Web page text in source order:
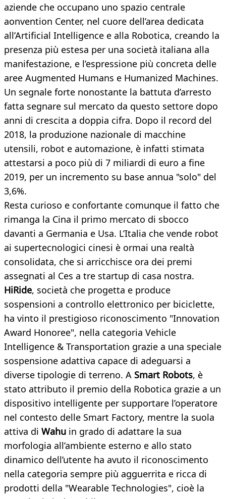
aziende che occupano uno spazio centrale
aonvention Center, nel cuore dell’area dedicata
all’Artificial Intelligence e alla Robotica, creando la
presenza più estesa per una società italiana alla
manifestazione, e l’espressione più concreta delle
aree Augmented Humans e Humanized Machines.
Un segnale forte nonostante la battuta d’arresto
fatta segnare sul mercato da questo settore dopo
anni di crescita a doppia cifra. Dopo il record del
2018, la produzione nazionale di macchine
utensili, robot e automazione, è infatti stimata
attestarsi a poco più di 7 miliardi di euro a fine
2019, per un incremento su base annua "solo" del
3,6%.
Resta curioso e confortante comunque il fatto che
rimanga la Cina il primo mercato di sbocco
davanti a Germania e Usa. L’Italia che vende robot
ai supertecnologici cinesi è ormai una realtà
consolidata, che si arricchisce ora dei premi
assegnati al Ces a tre startup di casa nostra.
HiRide, società che progetta e produce
sospensioni a controllo elettronico per biciclette,
ha vinto il prestigioso riconoscimento "Innovation
Award Honoree", nella categoria Vehicle
Intelligence & Transportation grazie a una speciale
sospensione adattiva capace di adeguarsi a
diverse tipologie di terreno. A Smart Robots, è
stato attributo il premio della Robotica grazie a un
dispositivo intelligente per supportare l’operatore
nel contesto delle Smart Factory, mentre la suola
attiva di Wahu in grado di adattare la sua
morfologia all’ambiente esterno e allo stato
dinamico dell’utente ha avuto il riconoscimento
nella categoria sempre più agguerrita e ricca di
prodotti della "Wearable Technologies", cioè la